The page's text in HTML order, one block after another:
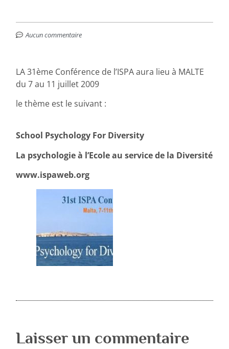
Aucun commentaire
LA 31ème Conférence de l’ISPA aura lieu à MALTE
du 7 au 11 juillet 2009
le thème est le suivant :
School Psychology For Diversity
La psychologie à l’Ecole au service de la Diversité
www.ispaweb.org
Laisser un commentaire